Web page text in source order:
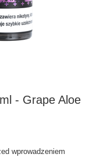
- Grape Aloe
wprowadzeniem